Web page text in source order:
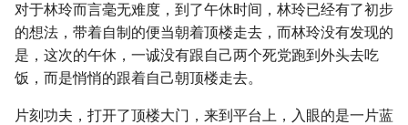
对于林玲而言毫无难度，到了午休时间，林玲已经有了初步
的想法，带着自制的便当朝着顶楼走去，而林玲没有发现的
是，这次的午休，一诚没有跟自己两个死党跑到外头去吃
饭，而是悄悄的跟着自己朝顶楼走去。
片刻功夫，打开了顶楼大门，来到平台上，入眼的是一片蓝